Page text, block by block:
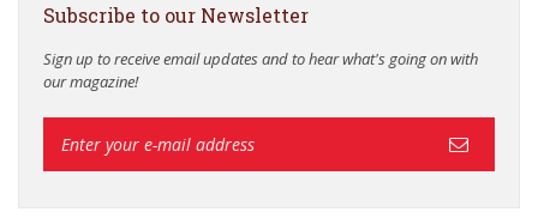
Subscribe to our Newsletter
Sign up to receive email updates and to hear what's going on with
our magazine!